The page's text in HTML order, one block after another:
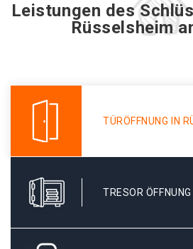
Leistungen des
Rüsselsheim
TÜRÖFFNUNG IN
TRESOR ÖFFNUNG